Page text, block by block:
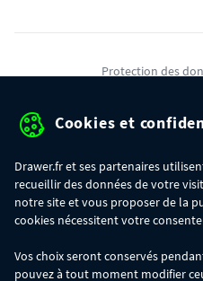
Protection des
Gérer
commande :
- 30€ sur votre commande dès 300€
Cookies et
Drawer.fr et ses partenaires
recueillir des données de votre
notre site et vous proposer de la
cookies nécessitent votre
Vos choix seront conservés
pouvez à tout moment modifier